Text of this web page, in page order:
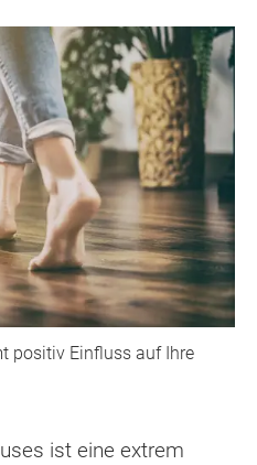
positiv Einfluss auf Ihre
ist eine extrem